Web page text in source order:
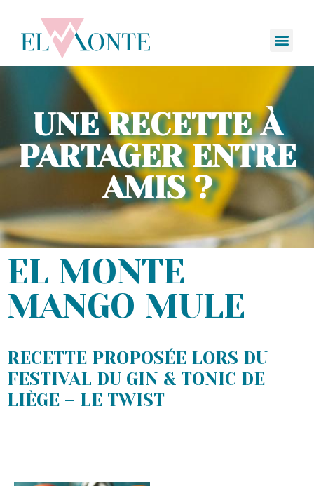
UNE RECETTE À
PARTAGER ENTRE
AMIS ?
EL MONTE
MANGO MULE
RECETTE PROPOSÉE LORS DU
FESTIVAL DU GIN & TONIC DE
LIÈGE – LE TWIST